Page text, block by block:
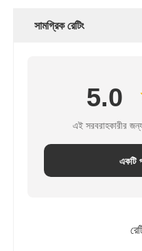
সামগ্রিক রেটিং
5.0
এই সরবরাহকারীর
একটি